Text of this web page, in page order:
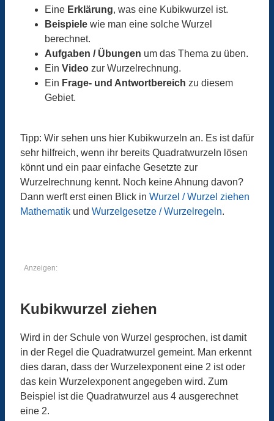
Eine Erklärung, was eine Kubikwurzel ist.
Beispiele wie man eine solche Wurzel
berechnet.
Aufgaben / Übungen um das Thema zu üben.
Ein Video zur Wurzelrechnung.
Ein Frage- und Antwortbereich zu diesem
Gebiet.
Tipp: Wir sehen uns hier Kubikwurzeln an. Es ist dafür
sehr hilfreich, wenn ihr bereits Quadratwurzeln lösen
könnt und ein paar einfache Gesetzte zur
Wurzelrechnung kennt. Noch keine Ahnung davon?
Dann werft erst einen Blick in Wurzel / Wurzel ziehen
Mathematik und Wurzelgesetze / Wurzelregeln.
Anzeigen:
Kubikwurzel ziehen
Wird in der Schule von Wurzel gesprochen, ist damit
in der Regel die Quadratwurzel gemeint. Man erkennt
dies daran, dass der Wurzelexponent eine 2 ist oder
das kein Wurzelexponent angegeben wird. Zum
Beispiel ist die Quadratwurzel aus 4 ausgerechnet
eine 2.